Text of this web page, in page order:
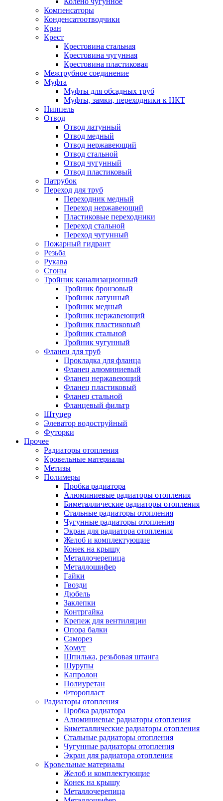
Компенсаторы
Конденсатоотводчики
Кран
Крест
Крестовина стальная
Крестовина чугунная
Крестовина пластиковая
Межтрубное соединение
Муфта
Муфты для обсадных труб
Муфты, замки, переходники к НКТ
Ниппель
Отвод
Отвод латунный
Отвод медный
Отвод нержавеющий
Отвод стальной
Отвод чугунный
Отвод пластиковый
Патрубок
Переход для труб
Переходник медный
Переход нержавеющий
Пластиковые переходники
Переход стальной
Переход чугунный
Пожарный гидрант
Резьба
Рукава
Сгоны
Тройник канализационный
Тройник бронзовый
Тройник латунный
Тройник медный
Тройник нержавеющий
Тройник пластиковый
Тройник стальной
Тройник чугунный
Фланец для труб
Прокладка для фланца
Фланец алюминиевый
Фланец нержавеющий
Фланец пластиковый
Фланец стальной
Фланцевый фильтр
Штуцер
Элеватор водоструйный
Футорки
Прочее
Радиаторы отопления
Кровельные материалы
Метизы
Полимеры
Пробка радиатора
Алюминиевые радиаторы отопления
Биметаллические радиаторы отопления
Стальные радиаторы отопления
Чугунные радиаторы отопления
Экран для радиатора отопления
Желоб и комплектующие
Конек на крышу
Металлочерепица
Металлошифер
Гайки
Гвозди
Дюбель
Заклепки
Контргайка
Крепеж для вентиляции
Опора балки
Саморез
Хомут
Шпилька, резьбовая штанга
Шурупы
Капролон
Полиуретан
Фторопласт
Радиаторы отопления
Пробка радиатора
Алюминиевые радиаторы отопления
Биметаллические радиаторы отопления
Стальные радиаторы отопления
Чугунные радиаторы отопления
Экран для радиатора отопления
Кровельные материалы
Желоб и комплектующие
Конек на крышу
Металлочерепица